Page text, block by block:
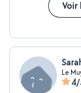
Voir
Le